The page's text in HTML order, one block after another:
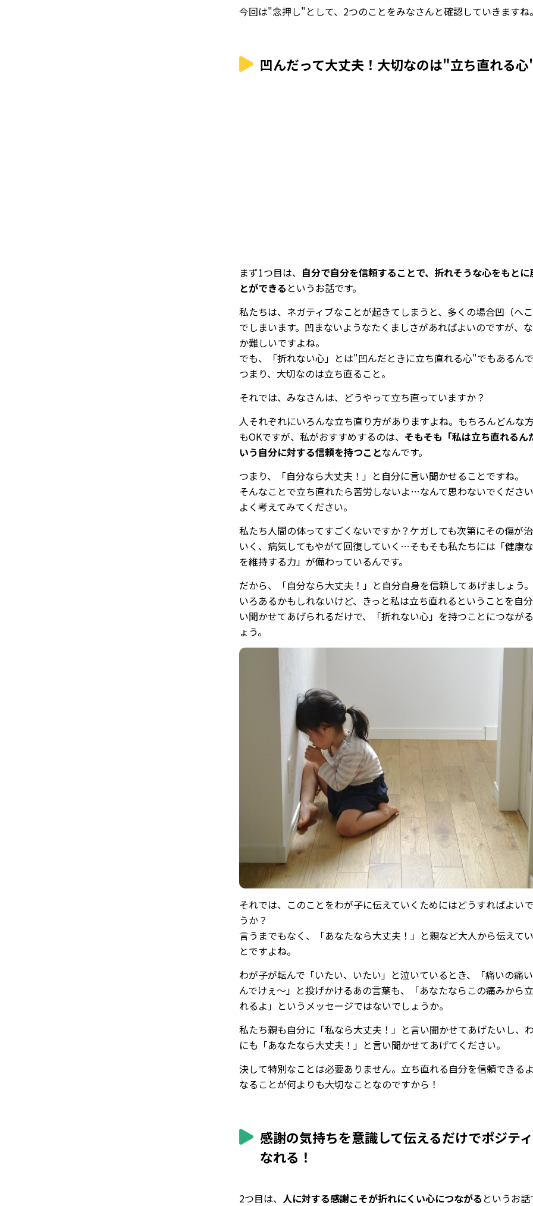
今回は"念押し"として、2つのことをみなさんと確認していきますね。
凹んだって大丈夫！大切なのは"立ち直れる
まず1つ目は、 自分で自分を信頼することで、折れそうな心をもとに
とができる というお話です。
私たちは、ネガティブなことが起きてしまうと、多くの場合凹（へ
でしまいます。凹まないようなたくましさがあればよいのですが、
か難しいですよね。
でも、「折れない心」とは"凹んだときに立ち直れる心"でもあるんで
つまり、大切なのは立ち直ること。
それでは、みなさんは、どうやって立ち直っていますか？
人それぞれにいろんな立ち直り方がありますよね。もちろんどんな
もOKですが、私がおすすめするのは、 そもそも「私は立ち直れるん
いう自分に対する信頼を持つことなんです。
つまり、「自分なら大丈夫！」と自分に言い聞かせることですね。
そんなことで立ち直れたら苦労しないよ…なんて思わないでください
よく考えてみてください。
私たち人間の体ってすごくないですか？ケガしても次第にその傷が
いく、病気してもやがて回復していく…そもそも私たちには「健康
を維持する力」が備わっているんです。
だから、「自分なら大丈夫！」と自分自身を信頼してあげましょう
いろあるかもしれないけど、きっと私は立ち直れるということを自
い聞かせてあげられるだけで、「折れない心」を持つことにつなが
ょう。
それでは、このことをわが子に伝えていくためにはどうすればよい
うか？
言うまでもなく、「あなたなら大丈夫！」と親など大人から伝えて
とですよね。
わが子が転んで「いたい、いたい」と泣いているとき、「痛いの痛
んでけぇ～」と投げかけるあの言葉も、「あなたならこの痛みから
れるよ」というメッセージではないでしょうか。
私たち親も自分に「私なら大丈夫！」と言い聞かせてあげたいし、
にも「あなたなら大丈夫！」と言い聞かせてあげてください。
決して特別なことは必要ありません。立ち直れる自分を信頼できる
なることが何よりも大切なことなのですから！
感謝の気持ちを意識して伝えるだけでポジテ
なれる！
2つ目は、 人に対する感謝こそが折れにくい心につながる というお話